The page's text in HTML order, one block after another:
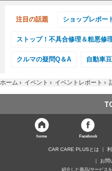
注目の話題 ショップレポー
ストップ！不具合修理＆粗悪修
クルマの疑問Q＆A 自動車
ホーム › イベント › イベントレポート ›
home Facebook
CAR CARE PLUSとは
お問
紹介した商品/サービス